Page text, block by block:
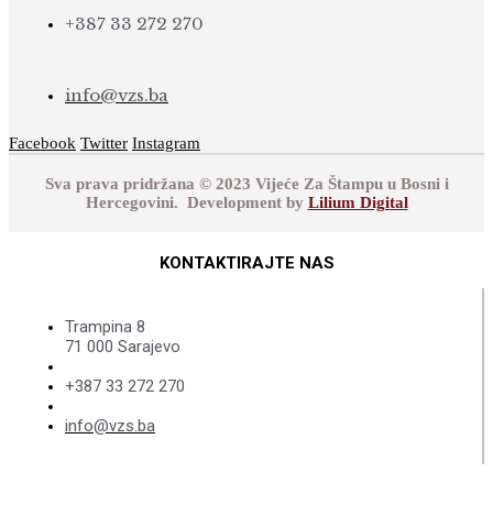
+387 33 272 270
info@vzs.ba
Facebook Twitter Instagram
Sva prava pridržana © 2023 Vijeće Za Štampu u Bosni i
Hercegovini. Development by Lilium Digital
KONTAKTIRAJTE NAS
Trampina 8
71 000 Sarajevo
+387 33 272 270
info@vzs.ba